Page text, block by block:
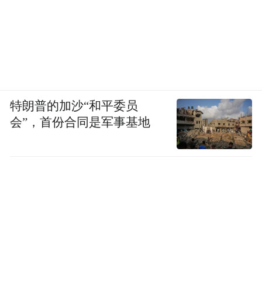
特朗普的加沙“和平委员
会”，首份合同是军事基地